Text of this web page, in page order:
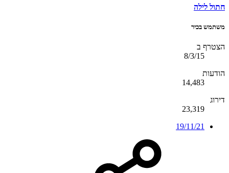
חתול לילה
משתמש בכיר
הצטרף ב
8/3/15
הודעות
14,483
דירוג
23,319
19/11/21